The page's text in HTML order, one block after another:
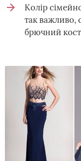
Колір
так важливо,
брючний